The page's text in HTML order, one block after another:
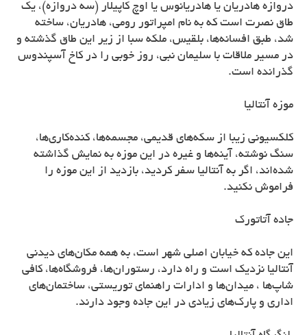
دروازه هادریان یا هادریانوس یا اوچ کاپیلار (سه دروازه)، یک
طاق نصرت است که به نام امپراتور رومی، هادریان، ساخته
شد، طبق افسانه‌ها، بلقیس، ملکه سبا از زیر این طاق گذشته و
در مسیر ملاقات با سلیمان نبی، روز خوبی را در کاخ آسپندوس
گذرانده است.
موزه آنتالیا
کلکسیونی زیبا از سکه‌های قدیمی، مجسمه‌ها، کنده‌کاری‌ها،
سنگ نوشته، آینه‌ها و غیره در این موزه به نمایش گذاشته
شده‌اند، اگر به آنتالیا سفر کردید، بازدید از این موزه را
فراموش نکنید.
جاده آتاتورک
این جاده که خیابان اصلی شهر است، به همه مکان‌های دیدنی
آنتالیا نزدیک است و راه دارد، رستوران‌ها، فروشگاه‌ها، کافی
شاپ‌ها ، میدان‌ها و ادارات راهنمای توریستی، ساختمان‌های
اداری و پارک‌های زیادی در این جاده وجود دارند.